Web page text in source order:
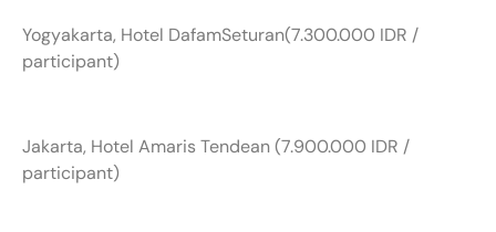
Yogyakarta, Hotel DafamSeturan(7.300.000 IDR /
participant)
Jakarta, Hotel Amaris Tendean (7.900.000 IDR /
participant)